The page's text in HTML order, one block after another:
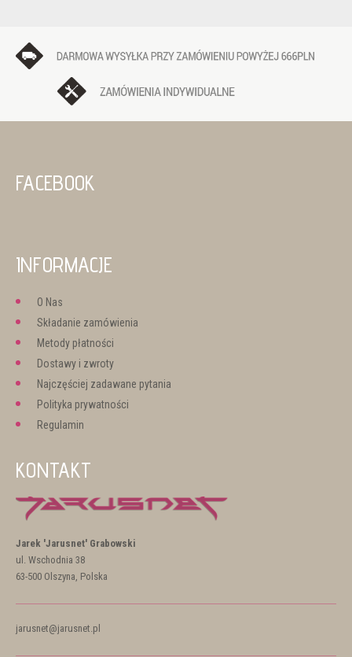
FACEBOOK
INFORMACJE
O Nas
Składanie zamówienia
Metody płatności
Dostawy i zwroty
Najczęściej zadawane pytania
Polityka prywatności
Regulamin
KONTAKT
Jarek 'Jarusnet' Grabowski
ul. Wschodnia 38
63-500 Olszyna, Polska
jarusnet@jarusnet.pl